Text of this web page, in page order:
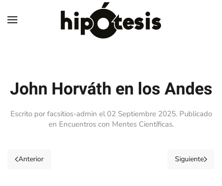
Skip to main content
John Horváth en los Andes
Escrito por facsitios-admin el 02 Septiembre 2025. Publicado
en Encuentros con Mentes Científicas.
Anterior Siguiente